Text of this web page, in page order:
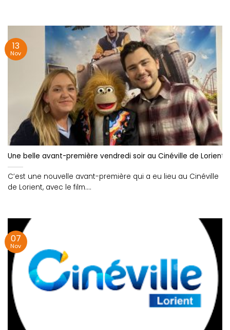
Une belle avant-première vendredi soir au Cinéville de
C’est une nouvelle avant-première qui a eu lieu au Cinéville
de Lorient, avec le film....
13
Nov
07
Nov